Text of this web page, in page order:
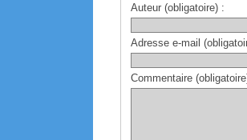
Auteur (obligatoire) :
Adresse e-mail
Commentaire